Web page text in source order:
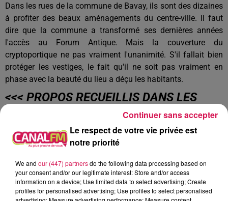
Dans les rues de la commune de Bavay, ils sont des dizaines
à profiter des beaux aménagements du centre-ville. Il faut
dire que la commune a transformé ses dernières années
l'accès au Forum Antique. Mais la couverture du
cryptoportique ne pas vraiment l'unanimité. S'il fallait bien
protéger les vestiges, le fait qu'il ne soit pas vraiment en
phase avec la beauté du lieu a déçu les habitants.
<<< PROPOS RECUEILLIS DANS LES
RUES DE BAVAY : JEANNE, LOUISE,
BERTRAND :Le respect de votre vie privée est
notre priorité
We and our (447) partnersdo the following data processing based on
your consent and/or our legitimate interest: Store and/or access
information on a device; Use limited data to select advertising; Create
profiles for personalised advertising; Use profiles to select personalised
Continuer sans accepter